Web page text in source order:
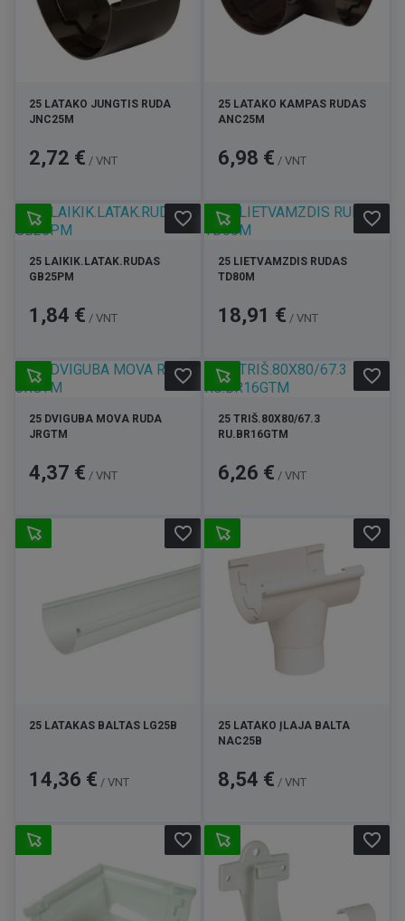
25 LATAKO JUNGTIS RUDA
JNC25M
Kaina
2,72 € / VNT
25 LATAKO KAMPAS RUDAS
ANC25M
Kaina
6,98 € / VNT
25 LAIKIK.LATAK.RUDAS
GB25PM
Kaina
1,84 € / VNT
favorite_border
25 LIETVAMZDIS RUDAS
TD80M
Kaina
18,91 € / VNT
favorite_border
25 DVIGUBA MOVA RUDA
JRGTM
Kaina
4,37 € / VNT
favorite_border
25 TRIŠ.80X80/67.3
RU.BR16GTM
Kaina
6,26 € / VNT
favorite_border
25 LATAKAS BALTAS LG25B
Kaina
14,36 € / VNT
favorite_border
25 LATAKO ĮLAJA BALTA
NAC25B
Kaina
8,54 € / VNT
favorite_border
favorite_border favorite_border